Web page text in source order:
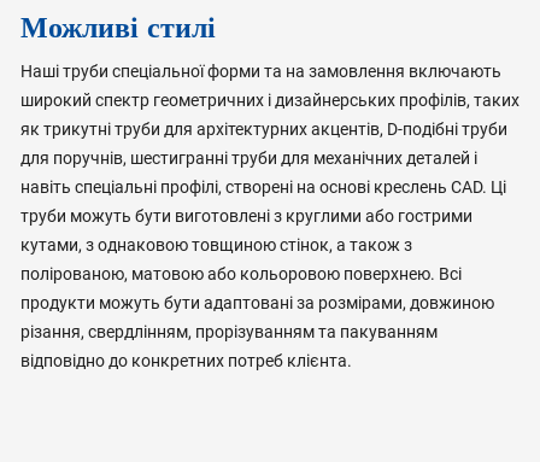
Можливі стилі
Наші труби спеціальної форми та на замовлення включають
широкий спектр геометричних і дизайнерських профілів, таких
як трикутні труби для архітектурних акцентів, D-подібні труби
для поручнів, шестигранні труби для механічних деталей і
навіть спеціальні профілі, створені на основі креслень CAD. Ці
труби можуть бути виготовлені з круглими або гострими
кутами, з однаковою товщиною стінок, а також з
полірованою, матовою або кольоровою поверхнею. Всі
продукти можуть бути адаптовані за розмірами, довжиною
різання, свердлінням, прорізуванням та пакуванням
відповідно до конкретних потреб клієнта.